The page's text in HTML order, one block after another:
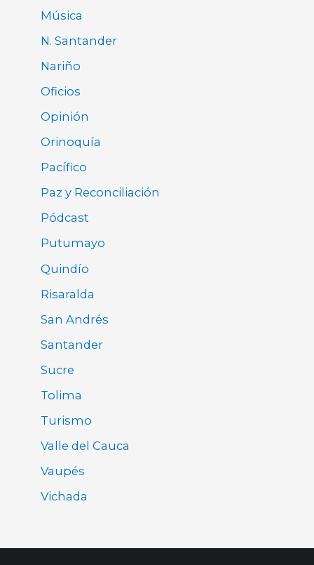
Música
N. Santander
Nariño
Oficios
Opinión
Orinoquía
Pacífico
Paz y Reconciliación
Pódcast
Putumayo
Quindío
Risaralda
San Andrés
Santander
Sucre
Tolima
Turismo
Valle del Cauca
Vaupés
Vichada